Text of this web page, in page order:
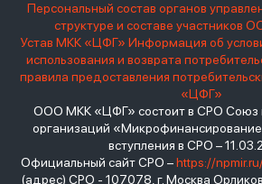
Персональный состав органов
структуре и составе участников
Устав МКК «ЦФГ» Информация об
использования и возврата
правила предоставления
«ЦФГ»
ООО МКК «ЦФГ» состоит в СРО Союз
организаций
вступления в СРО –
Официальный сайт СРО –https://
(адрес) СРО - 107078, г. Москва Орликов